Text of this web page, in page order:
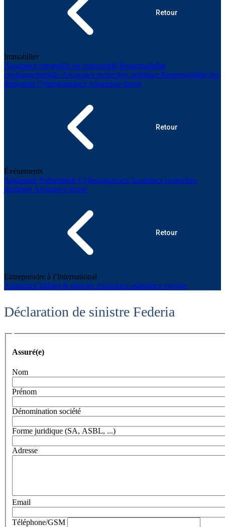
Retour
Immobilier
Assurance immeuble en copropriété Responsabilité
environnementale Assurance protection juridique Responsabilité des
dirigeants Cyberassurance Assurance drone
Retour
Événements
Assurance événements Cyberassurance Assurance protection
juridique Assurance drone
Retour
Entreprendre à l’International
Assurance kidnap & ransom Assurance assistance voyage
Déclaration de sinistre Federia
Assuré(e)
Nom
Prénom
Dénomination société
Forme juridique (SA, ASBL, ...)
Adresse
Email
Téléphone/GSM